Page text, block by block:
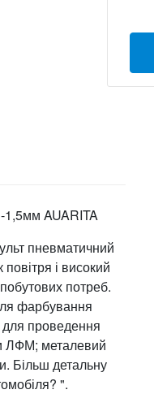
1,5мм AUARITA
пневматичний
і високий
потреб.
фарбування
проведення
ЛФМ; металевий
Більш детальну
".